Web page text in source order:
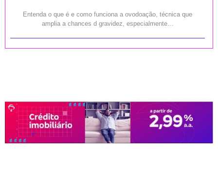
Entenda o que é e como funciona a ovodoação, técnica que
amplia a chances d gravidez, especialmente…